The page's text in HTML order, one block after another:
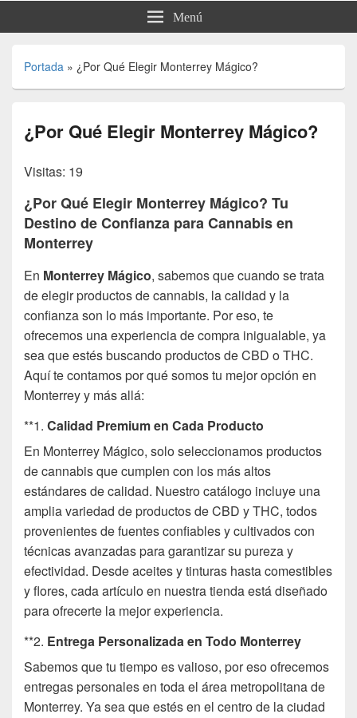
Menú
Portada » ¿Por Qué Elegir Monterrey Mágico?
¿Por Qué Elegir Monterrey Mágico?
Visitas: 19
¿Por Qué Elegir Monterrey Mágico? Tu
Destino de Confianza para Cannabis en
Monterrey
En Monterrey Mágico, sabemos que cuando se trata
de elegir productos de cannabis, la calidad y la
confianza son lo más importante. Por eso, te
ofrecemos una experiencia de compra inigualable, ya
sea que estés buscando productos de CBD o THC.
Aquí te contamos por qué somos tu mejor opción en
Monterrey y más allá:
**1. Calidad Premium en Cada Producto
En Monterrey Mágico, solo seleccionamos productos
de cannabis que cumplen con los más altos
estándares de calidad. Nuestro catálogo incluye una
amplia variedad de productos de CBD y THC, todos
provenientes de fuentes confiables y cultivados con
técnicas avanzadas para garantizar su pureza y
efectividad. Desde aceites y tinturas hasta comestibles
y flores, cada artículo en nuestra tienda está diseñado
para ofrecerte la mejor experiencia.
**2. Entrega Personalizada en Todo Monterrey
Sabemos que tu tiempo es valioso, por eso ofrecemos
entregas personales en toda el área metropolitana de
Monterrey. Ya sea que estés en el centro de la ciudad